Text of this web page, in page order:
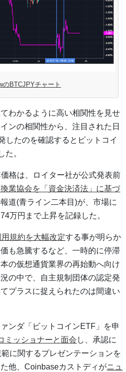
のBTCJPYチャート
わかるように高い相関性を見せ
ンの相関性から、注目された日
したのを確認するとビットコイ
た。
格は、ロイター社が公式発表前
業協会を「資金決済法」に基づ
報道(青ライン二本目)が、市場に
万円まで上昇を記録した。
用規約を大幅改定する事が明らか
も急騰するなど、一時的に停滞
の仮想通貨業界の再始動へ向け
の中で、自主規制団体の認定発
プラスに捉えられたのは間違い
ンダ「ビットコインETF」を申
ミッショナーと面会 し、承認に
に関するプレゼンテーションを
他、Coinbaseカストディがニュ